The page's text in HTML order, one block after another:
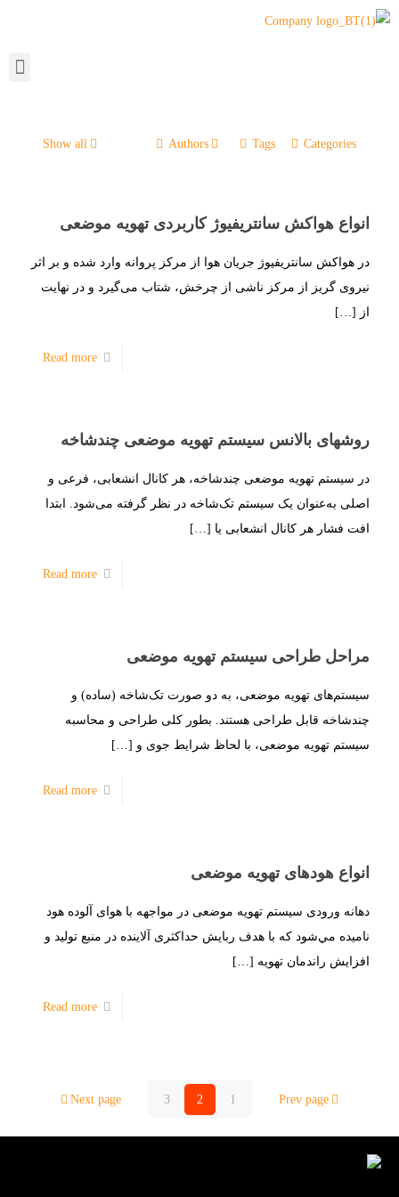
Categories
Tags
Authors
Show all
انواع هواکش سانتریفیوژ کاربردی تهویه موضعی
در هواکش‌ سانتریفیوژ جریان هوا از مرکز پروانه وارد شده و بر اثر
نیروی گریز از مرکز ناشی از چرخش، شتاب می‌گیرد و در نهایت
از
[…]
Read more
روشهای بالانس سیستم تهویه موضعی چندشاخه
در سیستم‌ تهویه موضعی چند‌شاخه، هر کانال انشعابی، فرعی و
اصلی به‌عنوان یک سیستم تک‌شاخه در نظر گرفته می‌شود. ابتدا
افت فشار هر کانال انشعابی یا […]
Read more
مراحل طراحی سیستم تهویه موضعی
سیستم‌های تهویه موضعی، به دو صورت تک‌شاخه (ساده) و
چند‌شاخه قابل طراحی هستند. بطور کلی طراحی و محاسبه
سیستم تهویه موضعی، با لحاظ شرایط جوی و […]
Read more
انواع هودهای تهویه موضعی
دهانه ورودی سیستم تهویه موضعی در مواجهه با هوای آلوده هود
نامیده مي‌شود که با هدف ربایش حداکثری آلاينده در منبع تولید و
افزايش راندمان تهويه […]
Read more
Prev page
1
2
3
Next page